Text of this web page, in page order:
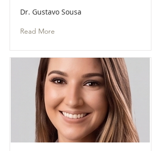
Dr. Gustavo Sousa
Read More